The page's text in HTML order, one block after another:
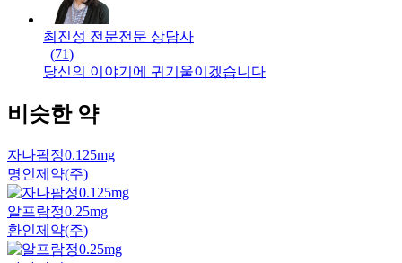
최진성 전문전문 상담사
(71)
당신의 이야기에 귀기울이겠습니다
비슷한 약
자나팜정0.125mg
명인제약(주)
알프람정0.25mg
환인제약(주)